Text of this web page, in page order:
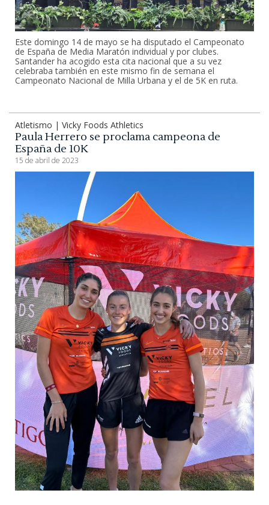
Este domingo 14 de mayo se ha disputado el Campeonato
de España de Media Maratón individual y por clubes.
Santander ha acogido esta cita nacional que a su vez
celebraba también en este mismo fin de semana el
Campeonato Nacional de Milla Urbana y el de 5K en ruta.
Atletismo | Vicky Foods Athletics
Paula Herrero se proclama campeona de
España de 10K
15 de abril de 2023